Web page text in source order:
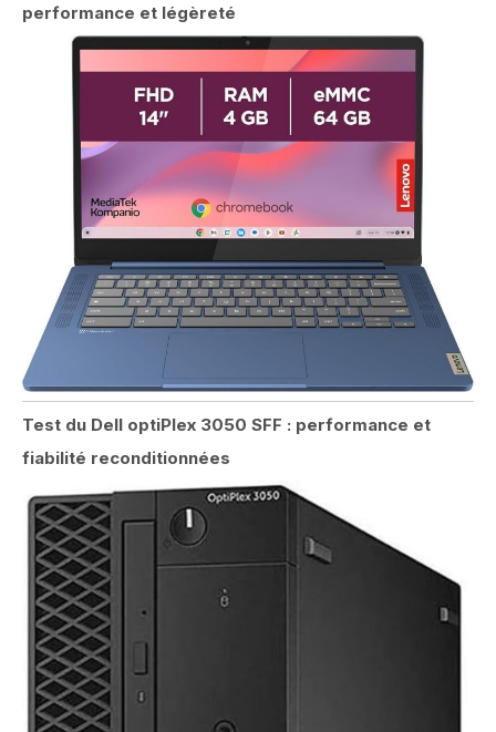
performance et légèreté
Test du Dell optiPlex 3050 SFF : performance et
fiabilité reconditionnées